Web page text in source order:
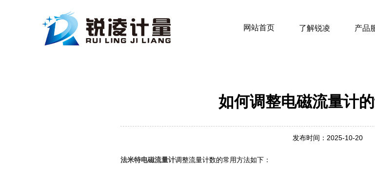
网站首页 了解锐凌 产品
如何调整电磁流量计
发布时间：2025-10-20
法米特电磁流量计调整流量计数的常用方法如下：